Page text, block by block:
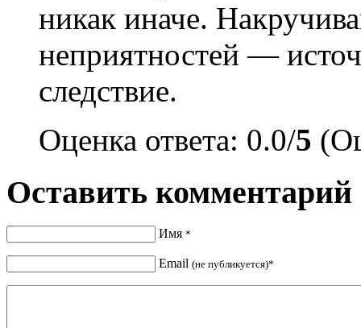
никак иначе.
неприятностей —
следствие.
Оценка ответа: 0.0/5
Оставить комментарий
Имя *
Email (не публикуется)*